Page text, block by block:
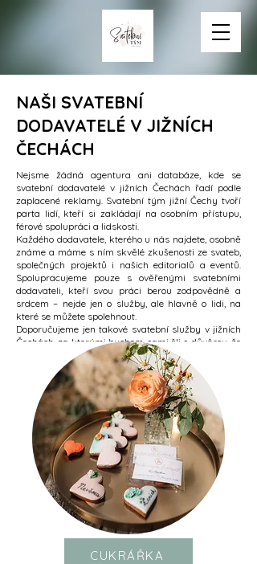
NAŠI SVATEBNÍ
DODAVATELÉ V JIŽNÍCH
ČECHÁCH
Nejsme žádná agentura ani databáze, kde se
svatební dodavatelé v jižních Čechách řadí podle
zaplacené reklamy. Svatební tým jižní Čechy tvoří
parta lidí, kteří si zakládají na osobním přístupu,
férové spolupráci a lidskosti.
Každého dodavatele, kterého u nás najdete, osobně
známe a máme s ním skvělé zkušenosti ze svateb,
společných projektů i našich editorialů a eventů.
Spolupracujeme pouze s ověřenými svatebními
dodavateli, kteří svou práci berou zodpovědně a
srdcem – nejde jen o služby, ale hlavně o lidi, na
které se můžete spolehnout.
Doporučujeme jen takové svatební služby v jižních
Čechách, za kterými bychom sami šli s důvěrou, že
se o vás bude dobře postaráno. Svatební tým jižní
Čechy funguje zcela bez provizí, protože pro nás je
klíčová kvalita, férovost a dlouhodobá svatební
spolupráce.
CUKRÁŘKA